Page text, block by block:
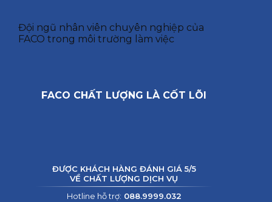
Đội ngũ nhân viên chuyên nghiệp của
FACO trong môi trường làm việc
FACO CHẤT LƯỢNG LÀ CỐT LÕI
ĐƯỢC KHÁCH HÀNG ĐÁNH GIÁ 5/5
VỀ CHẤT LƯỢNG DỊCH VỤ
Hotline hỗ trợ: 088.9999.032